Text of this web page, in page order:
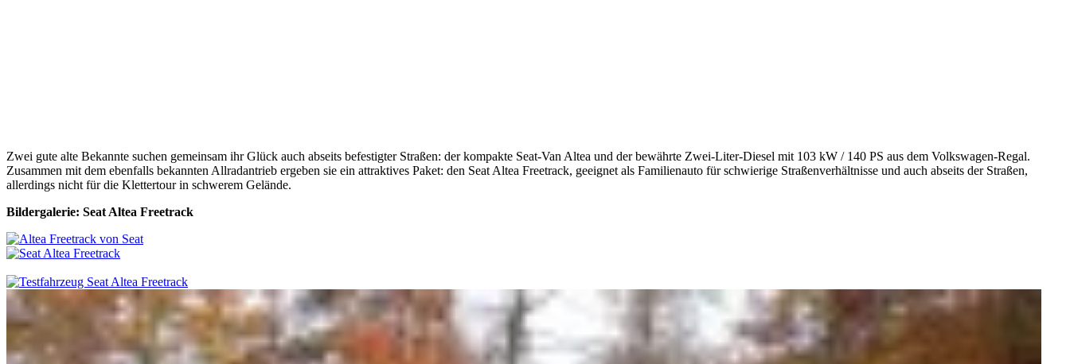
Zwei gute alte Bekannte suchen gemeinsam ihr Glück auch abseits befestigter Straßen: der kompakte Seat-Van Altea und der bewährte Zwei-Liter-Diesel mit 103 kW / 140 PS aus dem Volkswagen-Regal.
Zusammen mit dem ebenfalls bekannten Allradantrieb ergeben sie ein attraktives Paket: den Seat Altea Freetrack, geeignet als Familienauto für schwierige Straßenverhältnisse und auch abseits der Straßen,
allerdings nicht für die Klettertour in schwerem Gelände.
Bildergalerie: Seat Altea Freetrack